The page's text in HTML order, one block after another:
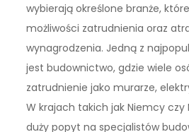
wybierają określone branże,
możliwości zatrudnienia oraz
wynagrodzenia. Jedną z
jest budownictwo, gdzie wiele
zatrudnienie jako murarze,
W krajach takich jak Niemcy czy
duży popyt na specjalistów